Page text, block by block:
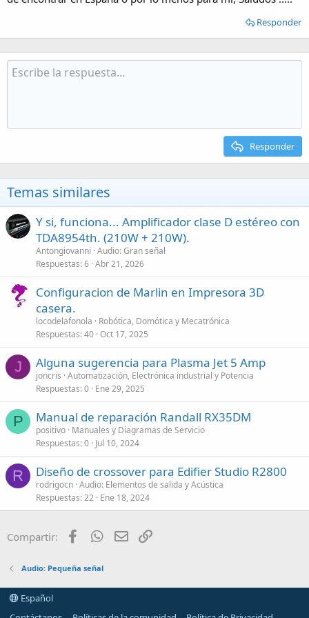
Responder
Responder
Temas similares
Y si, funciona... Amplificador clase D estéreo con
TDA8954th. (210W + 210W).
Antongiovanni Audio: Gran señal
Respuestas 6 Abr 21, 2026
Configuracion de Marlin en Impresora 3D
casera.
locodelafonola
Robótica, Domótica y Mecatrónica
Respuestas 40 Oct 17, 2025
J Alguna sugerencia para Plasma Jet 5 Amp
joncris Automatización, Electrónica industrial y Potencia
Respuestas 0 Ene 29, 2025
P Manual de reparación Randall RX35DM
positivo Manuales y Diagramas de Servicio
Respuestas 0 Jul 10, 2024
R Diseño de crossover para Edifier Studio R2800
rodrigocn Audio: Elementos de salida y Acústica
Respuestas 22 Ene 18, 2024
Compartir: FacebookWhatsApp
Email
Audio: Pequeña señal
Español